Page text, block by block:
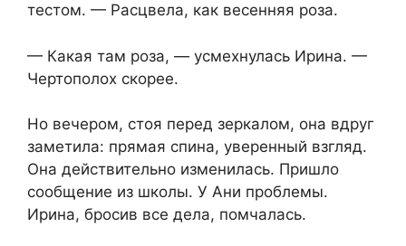
тестом. — Расцвела, как весенняя роза.
— Какая там роза, — усмехнулась Ирина. —
Чертополох скорее.
Но вечером, стоя перед зеркалом, она вдруг
заметила: прямая спина, уверенный взгляд.
Она действительно изменилась. Пришло
сообщение из школы. У Ани проблемы.
Ирина, бросив все дела, помчалась.